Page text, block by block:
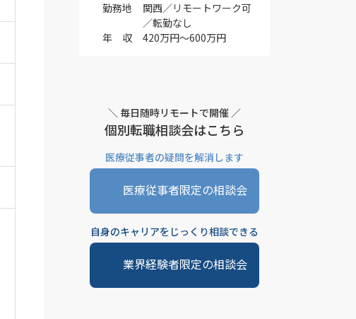
勤務地
関西／リモートワーク可
／転勤なし
年 収
420万円～600万円
＼ 毎日随時リモートで開催 ／
個別転職相談会はこちら
医療従事者の疑問を解消します
医療従事者限定の相談会
自身のキャリアをじっくり相談できる
業界経験者限定の相談会